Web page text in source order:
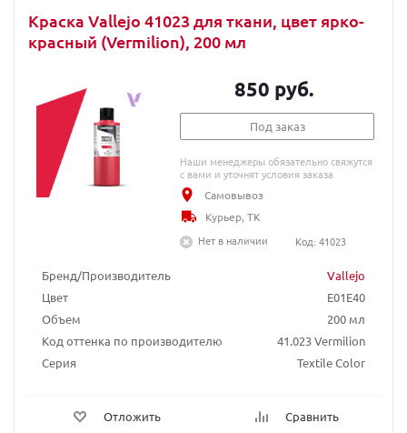
Краска Vallejo 41023 для ткани, цвет ярко-
красный (Vermilion), 200 мл
Бренд/Производитель
Vallejo
Цвет
E01E40
Объем
200 мл
Код оттенка по производителю
41.023 Vermilion
Серия
Textile Color
Отложить Сравнить
850 руб.
Под заказ
Наши менеджеры обязательно свяжутся
с вами и уточнят условия заказа
Самовывоз
Курьер, ТК
Нет в наличии
Код: 41023